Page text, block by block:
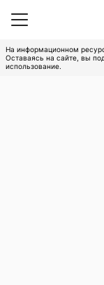
На информационном
Оставаясь на сайте, вы
использование.